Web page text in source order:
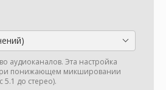
аудиоканалов. Эта настройка
понижающем микшировании
5.1 до стерео).